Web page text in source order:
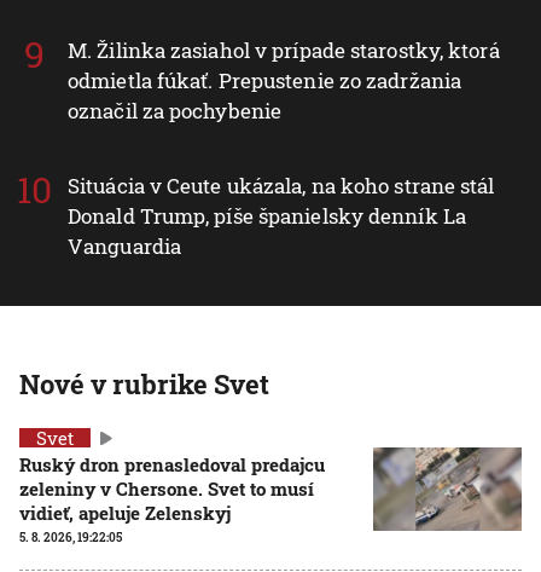
M. Žilinka zasiahol v prípade starostky, ktorá
odmietla fúkať. Prepustenie zo zadržania
označil za pochybenie
Situácia v Ceute ukázala, na koho strane stál
Donald Trump, píše španielsky denník La
Vanguardia
Nové v rubrike Svet
Svet
Ruský dron prenasledoval predajcu
zeleniny v Chersone. Svet to musí
vidieť, apeluje Zelenskyj
5. 8. 2026, 19:22:05